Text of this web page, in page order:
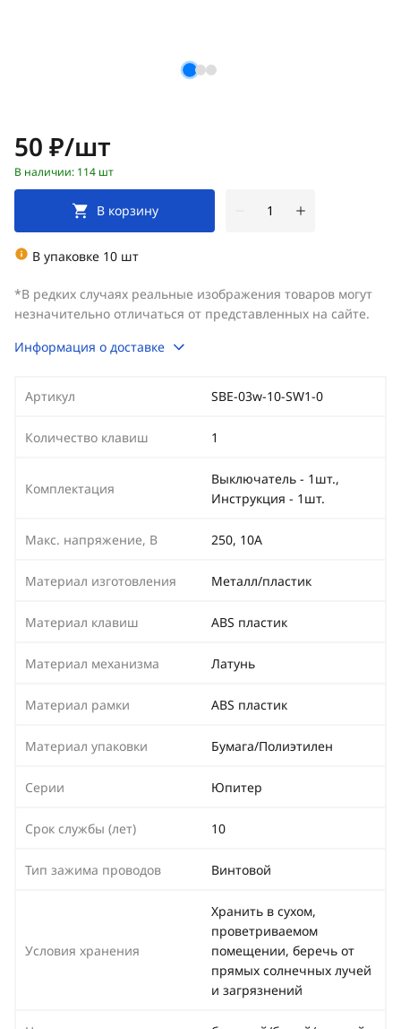
Цена:
50 ₽/шт
В наличии: 114 шт
В корзину
В упаковке 10 шт
*В редких случаях реальные изображения товаров могут
незначительно отличаться от представленных на сайте.
Информация о доставке
Артикул SBE-03w-10-SW1-0
Количество клавиш 1
Комплектация
Выключатель - 1шт.,
Инструкция - 1шт.
Макс. напряжение, В 250, 10А
Материал изготовления Металл/пластик
Материал клавиш ABS пластик
Материал механизма Латунь
Материал рамки ABS пластик
Материал упаковки Бумага/Полиэтилен
Серии Юпитер
Срок службы (лет) 10
Тип зажима проводов Винтовой
Условия хранения
Хранить в сухом,
проветриваемом
помещении, беречь от
прямых солнечных лучей
и загрязнений